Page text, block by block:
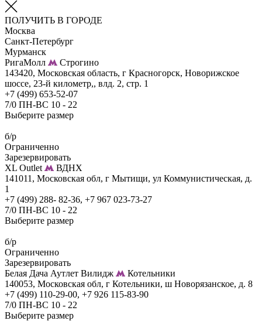
ПОЛУЧИТЬ В ГОРОДЕ
Москва
Санкт-Петербург
Мурманск
РигаМолл
Строгино
143420, Московская область, г Красногорск, Новорижское
шоссе, 23-й километр,, влд. 2, стр. 1
+7 (499) 653-52-07
7/0 ПН-ВС 10 - 22
Выберите размер
б/р
Ограниченно
Зарезервировать
XL Outlet
ВДНХ
141011, Московская обл, г Мытищи, ул Коммунистическая, д.
1
+7 (499) 288- 82-36, +7 967 023-73-27
7/0 ПН-ВС 10 - 22
Выберите размер
б/р
Ограниченно
Зарезервировать
Белая Дача Аутлет Вилидж
Котельники
140053, Московская обл, г Котельники, ш Новорязанское, д. 8
+7 (499) 110-29-00, +7 926 115-83-90
7/0 ПН-ВС 10 - 22
Выберите размер